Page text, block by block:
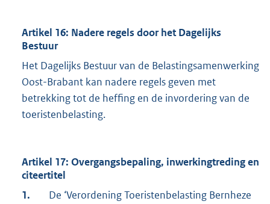
Artikel 16: Nadere regels door het Dagelijks
Bestuur
Het Dagelijks Bestuur van de Belastingsamenwerking
Oost-Brabant kan nadere regels geven met
betrekking tot de heffing en de invordering van de
toeristenbelasting.
Artikel 17: Overgangsbepaling, inwerkingtreding en
citeertitel
1.
De ‘Verordening Toeristenbelasting Bernheze